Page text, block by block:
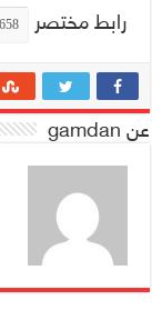
رابط مختصر
عن gamdan